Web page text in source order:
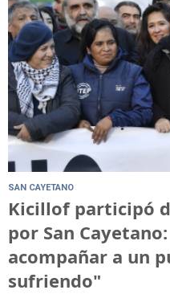
SAN CAYETANO
Kicillof participó
por San
acompañar a un
sufriendo"